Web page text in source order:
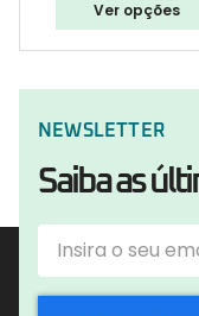
Ver opções
NEWSLETTER
Saiba as